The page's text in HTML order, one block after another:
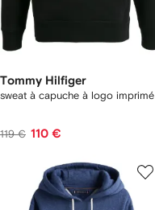
Tommy Hilfiger
sweat à capuche à logo imprimé
119 € 110 €